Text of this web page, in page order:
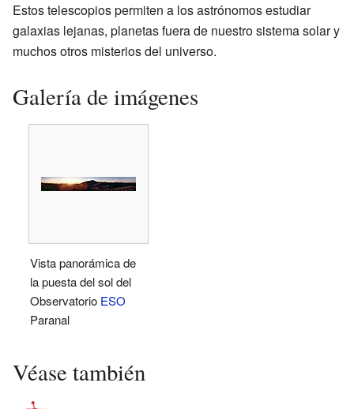
Estos telescopios permiten a los astrónomos estudiar
galaxias lejanas, planetas fuera de nuestro sistema solar y
muchos otros misterios del universo.
Galería de imágenes
Vista panorámica de
la puesta del sol del
Observatorio ESO
Paranal
Véase también